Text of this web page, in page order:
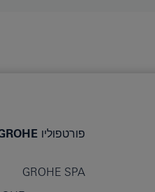
פורטפוליו GROHE
GROHE SPA